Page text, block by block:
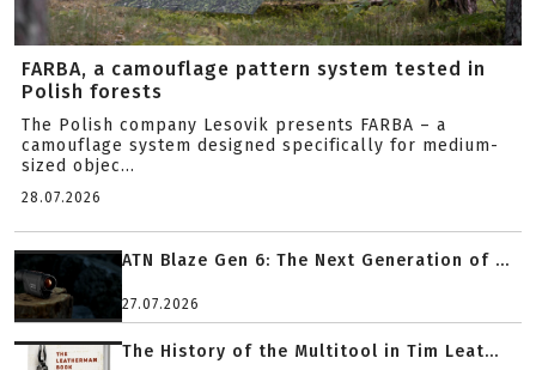
FARBA, a camouflage pattern system tested in
Polish forests
The Polish company Lesovik presents FARBA – a
camouflage system designed specifically for medium-
sized objec...
28.07.2026
ATN Blaze Gen 6: The Next Generation of ...
27.07.2026
The History of the Multitool in Tim Leat...